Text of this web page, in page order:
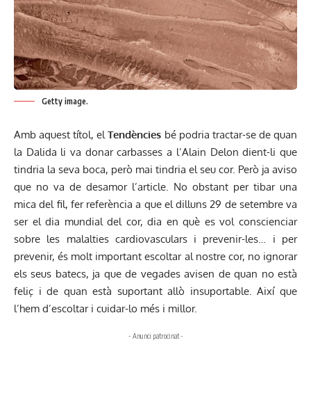
Getty image.
Amb aquest títol, elTendències bé podria tractar-se de quan
la Dalida li va donar carbasses a l’Alain Delon dient-li que
tindria la seva boca, però mai tindria el seu cor. Però ja aviso
que no va de desamor l’article. No obstant per tibar una
mica del fil, fer referència a que el dilluns 29 de setembre va
ser el dia mundial del cor, dia en què es vol conscienciar
sobre les malalties cardiovasculars i prevenir-les… i per
prevenir, és molt important escoltar al nostre cor, no ignorar
els seus batecs, ja que de vegades avisen de quan no està
feliç i de quan està suportant allò insuportable. Així que
l’hem d’escoltar i cuidar-lo més i millor.
- Anunci patrocinat -